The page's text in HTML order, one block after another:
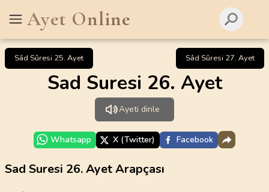
Ayet Online
Sâd Sûresi 25. Ayet Sâd Sûresi 27. Ayet
Sad Suresi 26. Ayet
Ayeti dinle
Whatsapp X (Twitter) Facebook
Sad Suresi 26. Ayet Arapçası